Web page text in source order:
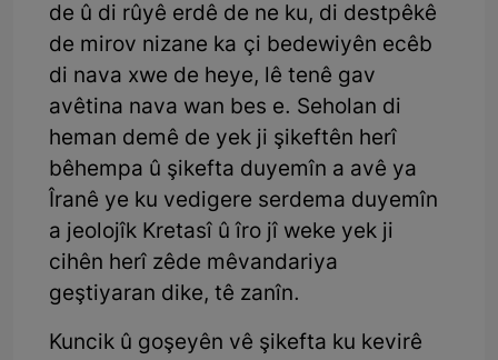
de û di rûyê erdê de ne ku, di destpêkê
de mirov nizane ka çi bedewiyên ecêb
di nava xwe de heye, lê tenê gav
avêtina nava wan bes e. Seholan di
heman demê de yek ji şikeftên herî
bêhempa û şikefta duyemîn a avê ya
Îranê ye ku vedigere serdema duyemîn
a jeolojîk Kretasî û îro jî weke yek ji
cihên herî zêde mêvandariya
geştiyaran dike, tê zanîn.
Kuncik û goşeyên vê şikefta ku kevirê